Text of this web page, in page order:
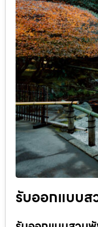
รับออกแบบส